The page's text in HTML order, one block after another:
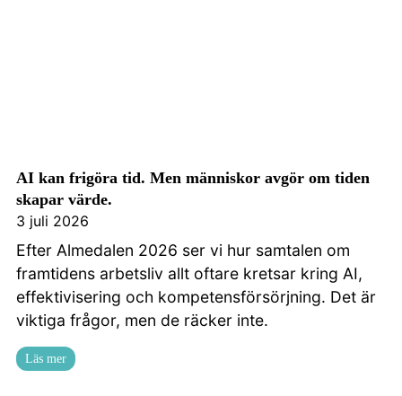
AI kan frigöra tid. Men människor avgör om tiden
skapar värde.
3 juli 2026
Efter Almedalen 2026 ser vi hur samtalen om
framtidens arbetsliv allt oftare kretsar kring AI,
effektivisering och kompetensförsörjning. Det är
viktiga frågor, men de räcker inte.
Läs mer